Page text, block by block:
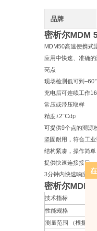
品牌
密析尔MDM
MDM50高速便携式
应用中快速、准确的
亮点
现场检测低可到
充电后可连续工作
常压或带压取样
精度±2°Cdp
可提供9个点的溯源
坚固耐用，符合工
结构紧凑，操作简单
提供快速连接接口
3分钟内快速响应到-
密析尔MDM
技术指标
性能规格
测量范围 （根据要